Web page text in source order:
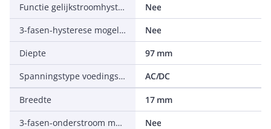
Functie gelijkstroomhysterese
Nee
3-fasen-hysterese mogelijk
Nee
Diepte
97 mm
Spanningstype voedingsspanning
AC/DC
Breedte
17 mm
3-fasen-onderstroom mogelijk
Nee